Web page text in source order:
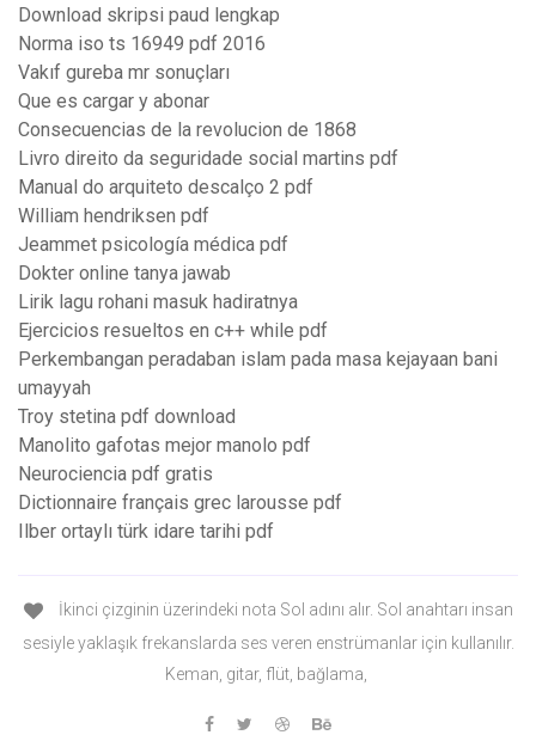
Download skripsi paud lengkap
Norma iso ts 16949 pdf 2016
Vakıf gureba mr sonuçları
Que es cargar y abonar
Consecuencias de la revolucion de 1868
Livro direito da seguridade social martins pdf
Manual do arquiteto descalço 2 pdf
William hendriksen pdf
Jeammet psicología médica pdf
Dokter online tanya jawab
Lirik lagu rohani masuk hadiratnya
Ejercicios resueltos en c++ while pdf
Perkembangan peradaban islam pada masa kejayaan bani
umayyah
Troy stetina pdf download
Manolito gafotas mejor manolo pdf
Neurociencia pdf gratis
Dictionnaire français grec larousse pdf
Ilber ortaylı türk idare tarihi pdf
İkinci çizginin üzerindeki nota Sol adını alır. Sol anahtarı insan
sesiyle yaklaşık frekanslarda ses veren enstrümanlar için kullanılır.
Keman, gitar, flüt, bağlama,